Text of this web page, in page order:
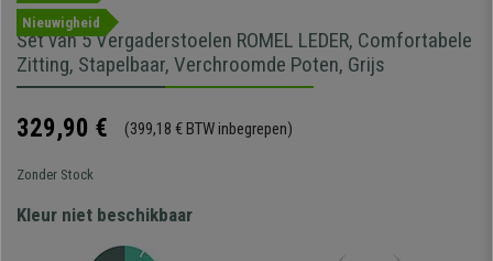
Nieuwigheid
Set van 5 Vergaderstoelen ROMEL LEDER, Comfortabele
Zitting, Stapelbaar, Verchroomde Poten, Grijs
329,90 € (399,18 € BTW inbegrepen)
Zonder Stock
Kleur niet beschikbaar